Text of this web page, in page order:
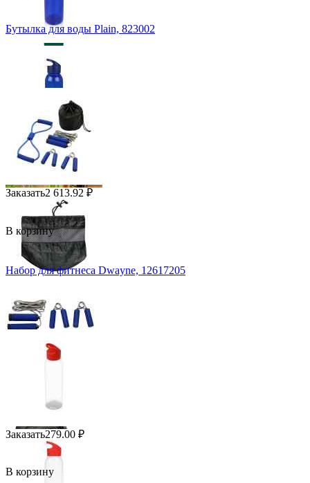
Бутылка для воды Plain, 823002
Заказать2 613.92 ₽
В корзину
Набор для фитнеса Dwayne, 12617205
Заказать279.00 ₽
В корзину